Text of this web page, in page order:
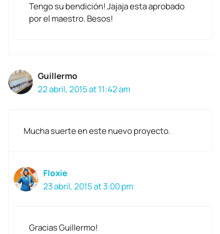
Tengo su bendición! Jajaja esta aprobado
por el maestro. Besos!
Guillermo
22 abril, 2015 at 11:42 am
Mucha suerte en este nuevo proyecto.
Floxie
23 abril, 2015 at 3:00 pm
Gracias Guillermo!